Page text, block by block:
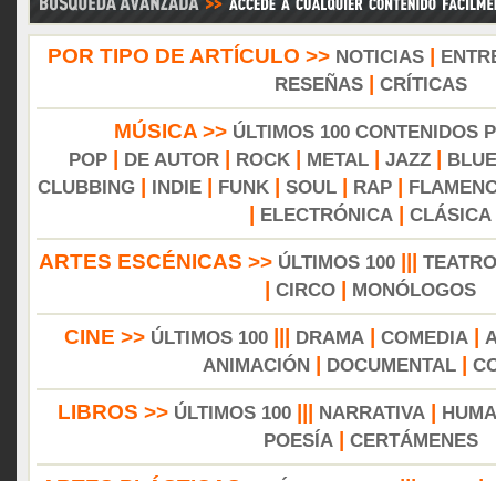
POR TIPO DE ARTÍCULO >> NOTICIAS|
RESEÑAS| CRÍTICAS
MÚSICA >> ÚLTIMOS 100 CONTENIDOS
POP
DE AUTOR ROCK METAL JAZZ
CLUBBING
INDIE FUNK SOUL RAP
ELECTRÓNICA CLÁSICA
ARTES ESCÉNICAS >> ÚLTIMOS 100||| TEATRO
CIRCO MONÓLOGOS
CINE >> ÚLTIMOS 100 DRAMA COMEDIA
ANIMACIÓN
DOCUMENTAL|
LIBROS >> ÚLTIMOS 100 NARRATIVA
POESÍA| CERTÁMENES